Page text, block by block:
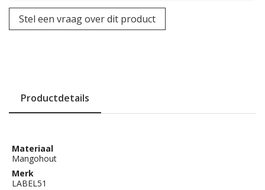
Stel een vraag over dit product
Productdetails
Materiaal
Mangohout
Merk
LABEL51